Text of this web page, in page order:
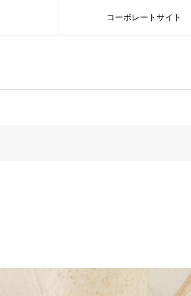
コーポレートサイト